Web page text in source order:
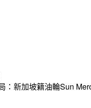
：新加坡籍油輪Sun